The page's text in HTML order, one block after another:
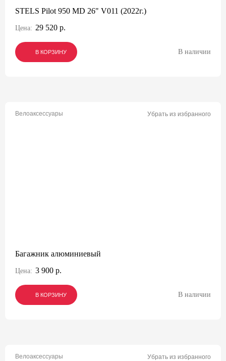
STELS Pilot 950 MD 26" V011 (2022г.)
Цена: 29 520 р.
В КОРЗИНУ
В КОРЗИНУ
В КОРЗИНУ В наличии
Велоаксессуары Убрать из избранного
Багажник алюминиевый
Цена: 3 900 р.
В КОРЗИНУ
В КОРЗИНУ
В КОРЗИНУ В наличии
Велоаксессуары Убрать из избранного